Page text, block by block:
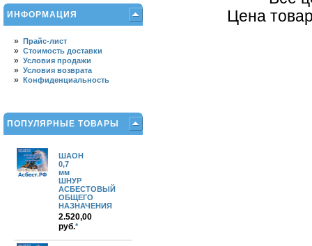
ИНФОРМАЦИЯ
» Прайс-лист
» Стоимость доставки
» Условия продажи
» Условия возврата
» Конфиденциальность
ПОПУЛЯРНЫЕ ТОВАРЫ
ШАОН
0,7
мм
ШНУР
АСБЕСТОВЫЙ
ОБЩЕГО
НАЗНАЧЕНИЯ
2.520,00
руб.*
Цена